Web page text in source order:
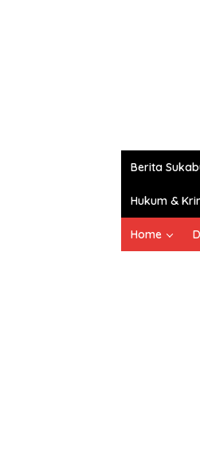
Berita
Hukum &
Home